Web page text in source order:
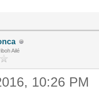
Ailé
10:26 PM